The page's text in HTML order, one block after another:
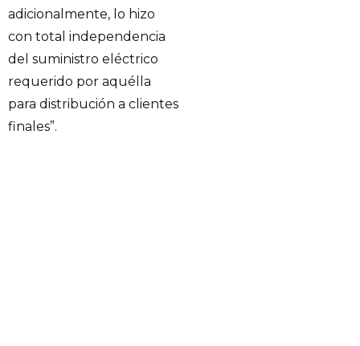
adicionalmente, lo hizo
con total independencia
del suministro eléctrico
requerido por aquélla
para distribución a clientes
finales”.